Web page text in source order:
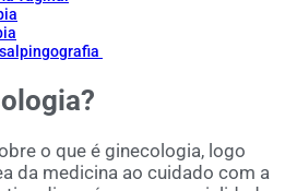
o que é ginecologia, logo
da medicina ao cuidado com a